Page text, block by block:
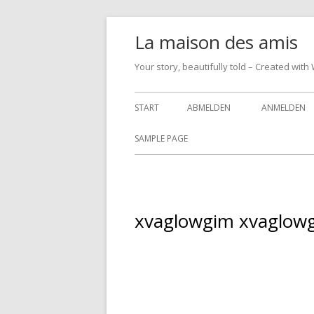
La maison des amis
Your story, beautifully told – Created with
Primäres
Menü
START ABMELDEN ANMELDEN
SAMPLE PAGE
xvaglowgim